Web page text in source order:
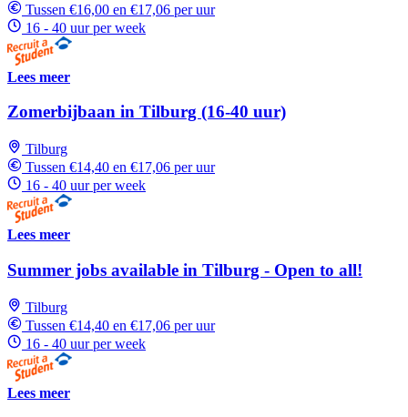
Tussen €16,00 en €17,06 per uur
16 - 40 uur per week
Lees meer
Zomerbijbaan in Tilburg (16-40 uur)
Tilburg
Tussen €14,40 en €17,06 per uur
16 - 40 uur per week
Lees meer
Summer jobs available in Tilburg - Open to all!
Tilburg
Tussen €14,40 en €17,06 per uur
16 - 40 uur per week
Lees meer